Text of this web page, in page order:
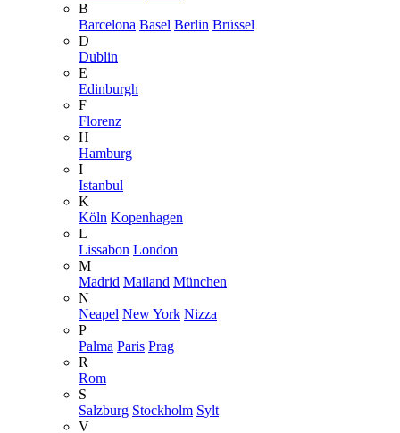
B
Barcelona Basel Berlin Brüssel
D
Dublin
E
Edinburgh
F
Florenz
H
Hamburg
I
Istanbul
K
Köln Kopenhagen
L
Lissabon London
M
Madrid Mailand München
N
Neapel New York Nizza
P
Palma Paris Prag
R
Rom
S
Salzburg Stockholm Sylt
V